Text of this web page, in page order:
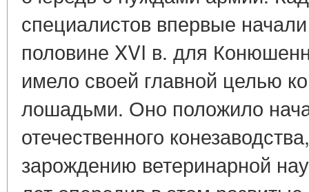
специалистов впервые начали
половине XVI в. для
имело своей главной целью
лошадьми. Оно положило
отечествен­ного
зарождению ветеринарной